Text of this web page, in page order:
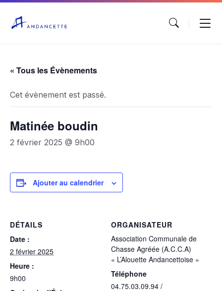
« Tous les Évènements
Cet évènement est passé.
Matinée boudin
2 février 2025 @ 9h00
Ajouter au calendrier
DÉTAILS
Date :
2 février 2025
Heure :
9h00
ORGANISATEUR
Association Communale de
Chasse Agréée (A.C.C.A)
« L’Alouette Andancettoise »
Téléphone
04.75.03.09.94 /